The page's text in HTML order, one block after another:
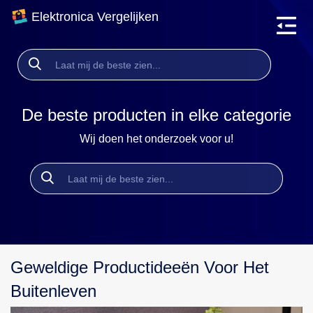
Elektronica Vergelijken
De beste producten in elke categorie
Wij doen het onderzoek voor u!
Geweldige Productideeën Voor Het
Buitenleven